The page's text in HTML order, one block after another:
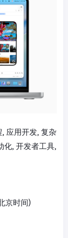
, 应用开发, 复杂
化, 开发者工具,
京时间)